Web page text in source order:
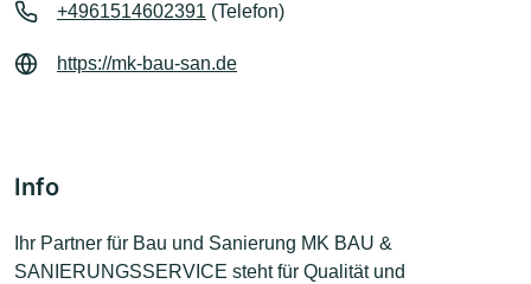
+4961514602391 (Telefon)
https://mk-bau-san.de
Info
Ihr Partner für Bau und Sanierung MK BAU &
SANIERUNGSSERVICE steht für Qualität und